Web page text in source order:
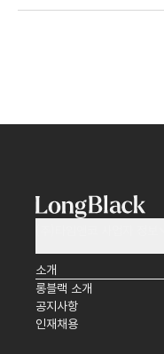
소개
롱블랙 소개
공지사항
인재채용